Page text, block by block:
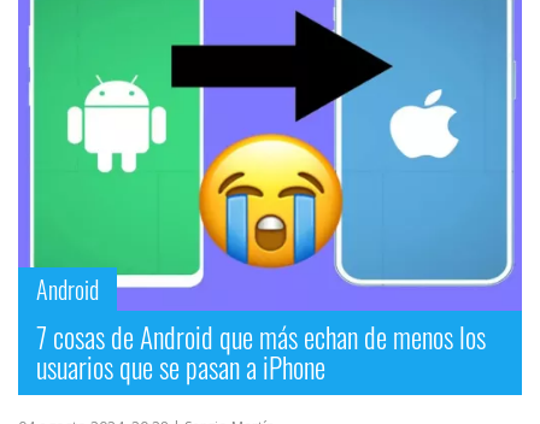
Android
7 cosas de Android que más echan de menos los
usuarios que se pasan a iPhone